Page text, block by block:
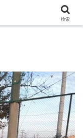
サイト
検索